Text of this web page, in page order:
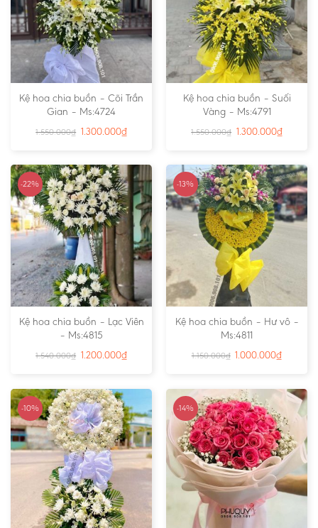
Kệ hoa chia buồn – Cõi Trần
Gian – Ms:4724
1.550.000₫ 1.300.000₫
Kệ hoa chia buồn – Suối
Vàng – Ms:4791
1.550.000₫ 1.300.000₫
-22%
Kệ hoa chia buồn – Lạc Viên
– Ms:4815
1.540.000₫ 1.200.000₫
-13%
Kệ hoa chia buồn – Hư vô –
Ms:4811
1.150.000₫ 1.000.000₫
-10% -14%